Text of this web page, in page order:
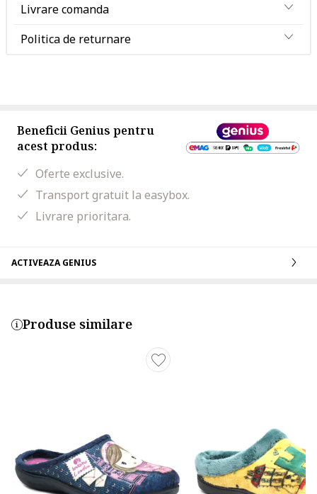
Livrare comanda
Politica de returnare
Beneficii Genius pentru
acest produs:
Oferte exclusive.
Transport gratuit la easybox.
Livrare prioritara.
ACTIVEAZA GENIUS
Produse similare